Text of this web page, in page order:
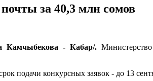
за 40,3 млн сомов
Камчыбекова - Кабар/.
подачи конкурсных заявок - до 13